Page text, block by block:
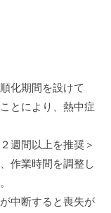
化期間を設けて
とにより、熱中症
週間以上を推奨＞
作業時間を調整し
中断すると喪失が